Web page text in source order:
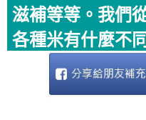
滋補等等。我們
各種米有什麼不